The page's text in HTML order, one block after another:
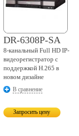
DR-6308P-SA
8-канальный Full HD IP-
видеорегистратор с
поддержкой H.265 в
новом дизайне
В сравнение
Запросить цену